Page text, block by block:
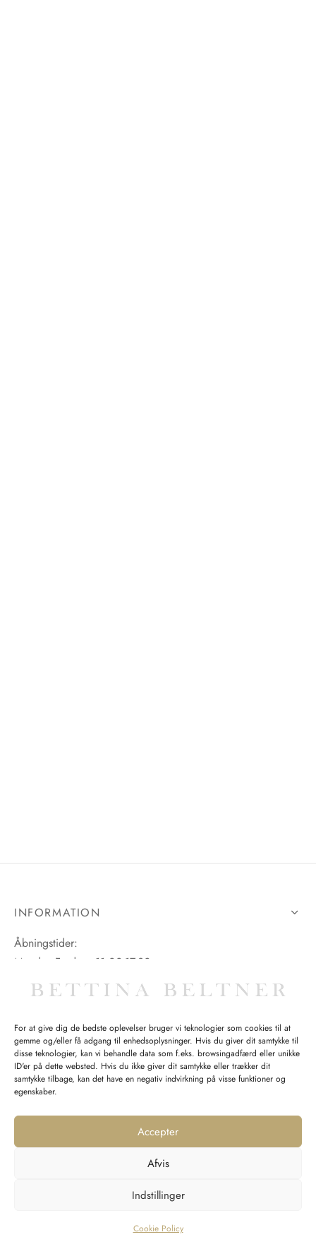
For at give dig de bedste oplevelser bruger vi teknologier som cookies til at
gemme og/eller få adgang til enhedsoplysninger. Hvis du giver dit samtykke til
disse teknologier, kan vi behandle data som f.eks. browsingadfærd eller unikke
ID'er på dette websted. Hvis du ikke giver dit samtykke eller trækker dit
samtykke tilbage, kan det have en negativ indvirkning på visse funktioner og
egenskaber.
Accepter
Afvis
Indstillinger
Cookie Policy
INFORMATION
Åbningstider:
Mandag-Fredag: 11.00-17.30
Lørdag: 11.00-15.00
SPØRGSMÅL WEBORDRE
BUTIK BETTINA BELTNER
Returnering
Handelsvilkår
Persondata